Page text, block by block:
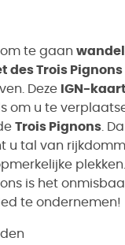
te gaan
des Trois Pignons
Deze IGN-kaart
om u te
Trois Pignons .
u tal van
is het
te ondernemen!